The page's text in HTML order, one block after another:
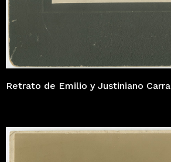
Retrato de Emilio y Justiniano